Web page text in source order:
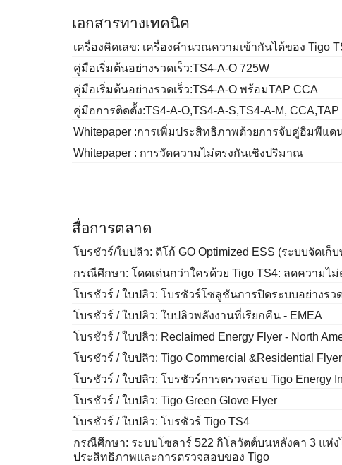
เอกสารทางเทคนิค
เครื่องคิดเลข: เครื่องคำนวณความเข้ากันได้ของ Tigo
คู่มือเริ่มต้นอย่างรวดเร็ว:TS4-A-O 725W
คู่มือเริ่มต้นอย่างรวดเร็ว:TS4-A-O พร้อมTAP CCA
คู่มือการติดตั้ง:TS4-A-O,TS4-A-S,TS4-A-M,
Whitepaper :การเพิ่มประสิทธิภาพด้วยการจับคู่อิมพีแด
Whitepaper : การวัดความไม่ตรงกันเชิงปริมาณ
สื่อการตลาด
โบรชัวร์/ใบปลิว: ติโก้ GO Optimized ESS (ระบบจัดเก็
กรณีศึกษา: โดดเด่นกว่าใครด้วย Tigo TS4: ลดความไ
โบรชัวร์ / ใบปลิว: โบรชัวร์โซลูชันการปิดระบบอย่างรวด
โบรชัวร์ / ใบปลิว: ใบปลิวพลังงานที่เรียกคืน - EMEA
โบรชัวร์ / ใบปลิว: Reclaimed Energy Flyer - North
โบรชัวร์ / ใบปลิว: Tigo Commercial &Residential
โบรชัวร์ / ใบปลิว: โบรชัวร์การตรวจสอบ Tigo Energy
โบรชัวร์ / ใบปลิว: Tigo Green Glove Flyer
โบรชัวร์ / ใบปลิว: โบรชัวร์ Tigo TS4
กรณีศึกษา: ระบบโซลาร์ 522 กิโลวัตต์บนหลังคา 3 แห่ง
ประสิทธิภาพและการตรวจสอบของ Tigo